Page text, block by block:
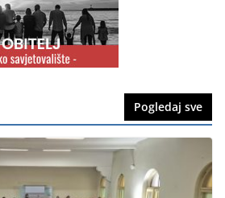
Pogledaj sve